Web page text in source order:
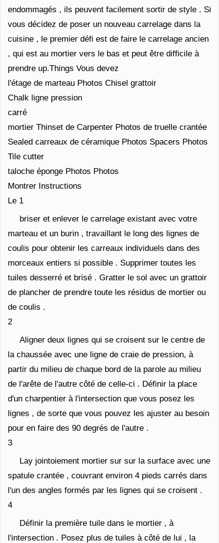
endommagés , ils peuvent facilement sortir de style . Si
vous décidez de poser un nouveau carrelage dans la
cuisine , le premier défi est de faire le carrelage ancien
, qui est au mortier vers le bas et peut être difficile à
prendre up.Things Vous devez
l'étage de marteau Photos Chisel grattoir
Chalk ligne pression
carré
mortier Thinset de Carpenter Photos de truelle crantée
Sealed carreaux de céramique Photos Spacers Photos
Tile cutter
taloche éponge Photos Photos
Montrer Instructions
Le 1
briser et enlever le carrelage existant avec votre
marteau et un burin , travaillant le long des lignes de
coulis pour obtenir les carreaux individuels dans des
morceaux entiers si possible . Supprimer toutes les
tuiles desserré et brisé . Gratter le sol avec un grattoir
de plancher de prendre toute les résidus de mortier ou
de coulis .
2
Aligner deux lignes qui se croisent sur ​​le centre de
la chaussée avec une ligne de craie de pression, à
partir du milieu de chaque bord de la parole au milieu
de l'arête de l'autre côté de celle-ci . Définir la place
d'un charpentier à l'intersection que vous posez les
lignes , de sorte que vous pouvez les ajuster au besoin
pour en faire des 90 degrés de l'autre .
3
Lay jointoiement mortier sur sur la surface avec une
spatule crantée , couvrant environ 4 pieds carrés dans
l'un des angles formés par les lignes qui se croisent .
4
Définir la première tuile dans le mortier , à
l'intersection . Posez plus de tuiles à côté de lui , la